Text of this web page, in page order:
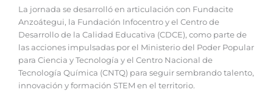
La jornada se desarrolló en articulación con Fundacite
Anzoátegui, la Fundación Infocentro y el Centro de
Desarrollo de la Calidad Educativa (CDCE), como parte de
las acciones impulsadas por el Ministerio del Poder Popular
para Ciencia y Tecnología y el Centro Nacional de
Tecnología Química (CNTQ) para seguir sembrando talento,
innovación y formación STEM en el territorio.